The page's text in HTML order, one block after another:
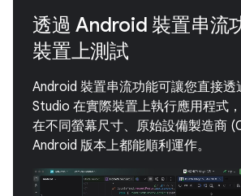
透過 Android 裝置串流
裝置上測試
Android 裝置串流功能可讓您直接透
Studio 在實際裝置上執行應用程式
在不同螢幕尺寸、原始設備製造商
Android 版本上都能順利運作。